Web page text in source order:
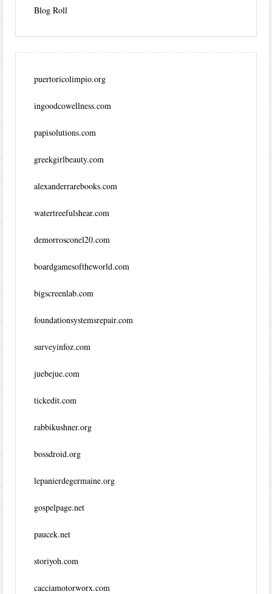
Blog Roll
puertoricolimpio.org
ingoodcowellness.com
papisolutions.com
greekgirlbeauty.com
alexanderrarebooks.com
watertreefulshear.com
demorrosconel20.com
boardgamesoftheworld.com
bigscreenlab.com
foundationsystemsrepair.com
surveyinfoz.com
juebejue.com
tickedit.com
rabbikushner.org
bossdroid.org
lepanierdegermaine.org
gospelpage.net
paucek.net
storiyoh.com
cacciamotorworx.com